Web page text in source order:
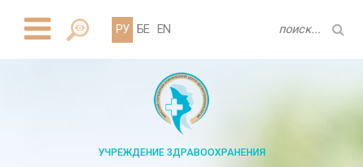
РУ БЕ EN
УЧРЕЖДЕНИЕ ЗДРАВООХРАНЕНИЯ